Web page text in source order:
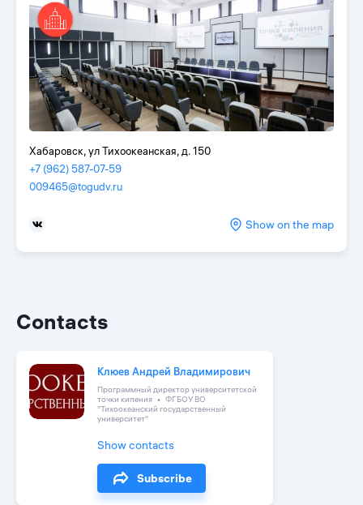
Хабаровск, ул Тихоокеанская, д. 150
+7 (962) 587-07-59
009465@togudv.ru
Show on the map
Contacts
Клюев Андрей Владимирович
Программный директор университетской
точки кипения
ФГБОУ ВО
"Тихоокеанский государственный
университет"
Show contacts
Subscribe